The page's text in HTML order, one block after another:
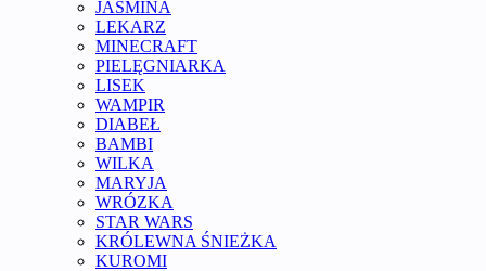
JASMINA
LEKARZ
MINECRAFT
PIELĘGNIARKA
LISEK
WAMPIR
DIABEŁ
BAMBI
WILKA
MARYJA
WRÓZKA
STAR WARS
KRÓLEWNA ŚNIEŻKA
KUROMI